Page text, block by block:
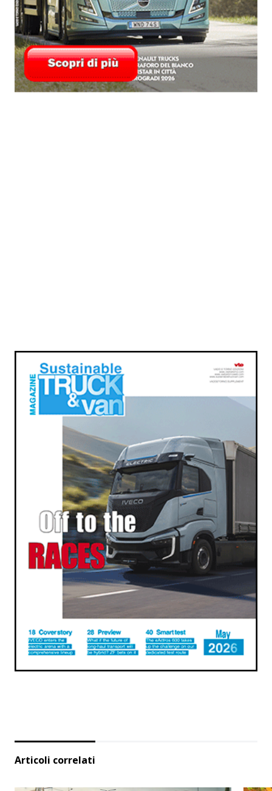
Articoli correlati